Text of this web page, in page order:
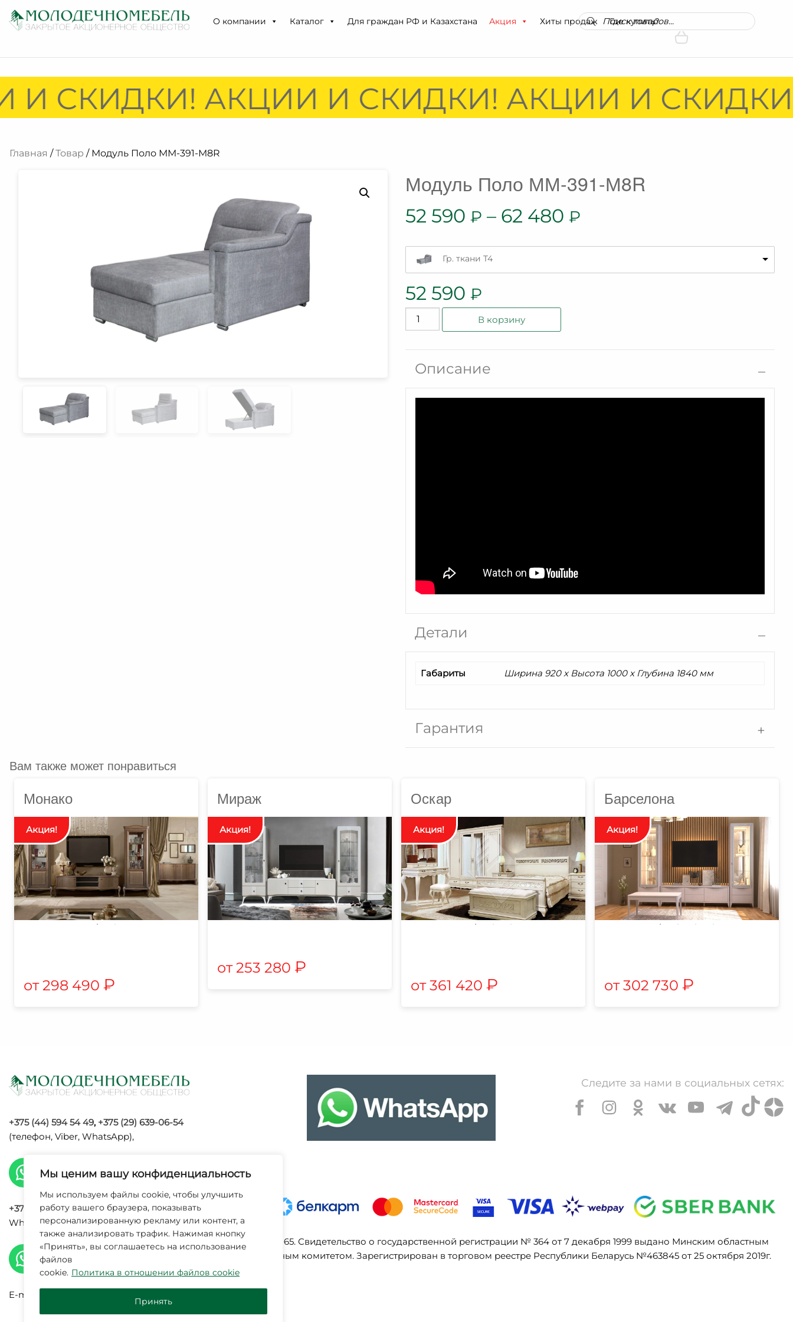
Мы ценим вашу конфиденциальность
Мы используем файлы cookie, чтобы улучшить
работу вашего браузера, показывать
персонализированную рекламу или контент, а
также анализировать трафик. Нажимая кнопку
«Принять», вы соглашаетесь на использование
файлов
cookie. Политика в отношении файлов cookie
Принять
О компании Каталог Для граждан РФ и Казахстана Акция Хиты продаж Где купить?
Поиск
товаров
И СКИДКИ! АКЦИИ И СКИДКИ! АКЦИИ И
Главная /Товар / Модуль Поло ММ-391-М8R
Модуль Поло ММ-391-М8R
52 590 ₽ – 62 480 ₽
Гр. ткани T4
52 590 ₽
Количество
товара
ММ-391-
М8R
В корзину
Описание
Детали
Габариты Ширина 920 x Высота 1000 x Глубина 1840 мм
Гарантия
Вам также может понравиться
Монако
298 490 ₽
Мираж
253 280 ₽
Оскар
361 420 ₽
Барселона
302 730 ₽
+375 (44) 594 54 49, +375 (29) 639-06-54
(телефон, Viber, WhatsApp),
+375 (29) 120 09 34(телефон, Viber,
WhatsApp, Max),
E-mail:
Следите за нами в социальных сетях:
УНП 600203065. Свидетельство о государственной регистрации № 364 от 7 декабря 1999 выдано Минским областным
исполнительным комитетом. Зарегистрирован в торговом реестре Республики Беларусь №463845 от 25 октября 2019г.